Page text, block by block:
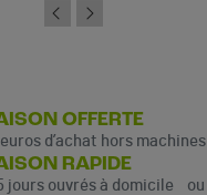
OFFERTE
d’achat hors machines
RAPIDE
jours ouvrés à domicile